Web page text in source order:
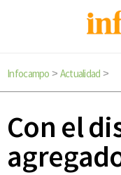
Infocampo > Actualidad >
Con el